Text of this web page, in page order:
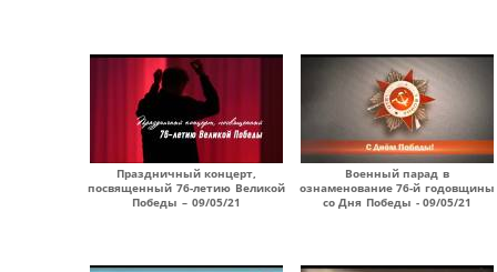
Праздничный концерт,
посвященный 76-летию Великой
Победы – 09/05/21
Военный парад в
ознаменование 76-й годовщины
со Дня Победы - 09/05/21